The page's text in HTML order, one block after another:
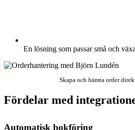
En lösning som passar små och
Skapa och hämta order
Fördelar med
Automatisk bokföring